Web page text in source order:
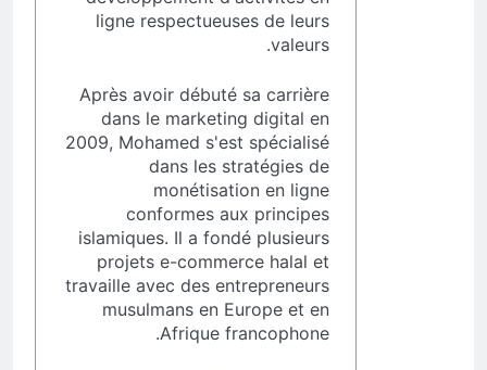
ligne respectueuses de leurs
valeurs.
Après avoir débuté sa carrière
dans le marketing digital en
2009, Mohamed s'est spécialisé
dans les stratégies de
monétisation en ligne
conformes aux principes
islamiques. Il a fondé plusieurs
projets e-commerce halal et
travaille avec des entrepreneurs
musulmans en Europe et en
Afrique francophone.